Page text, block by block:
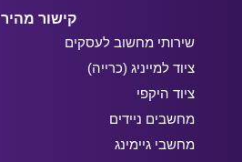
קישור מהיר
שירותי מחשוב לעסקים
ציוד למייניג (כרייה)
ציוד היקפי
מחשבים ניידים
מחשבי גיימינג